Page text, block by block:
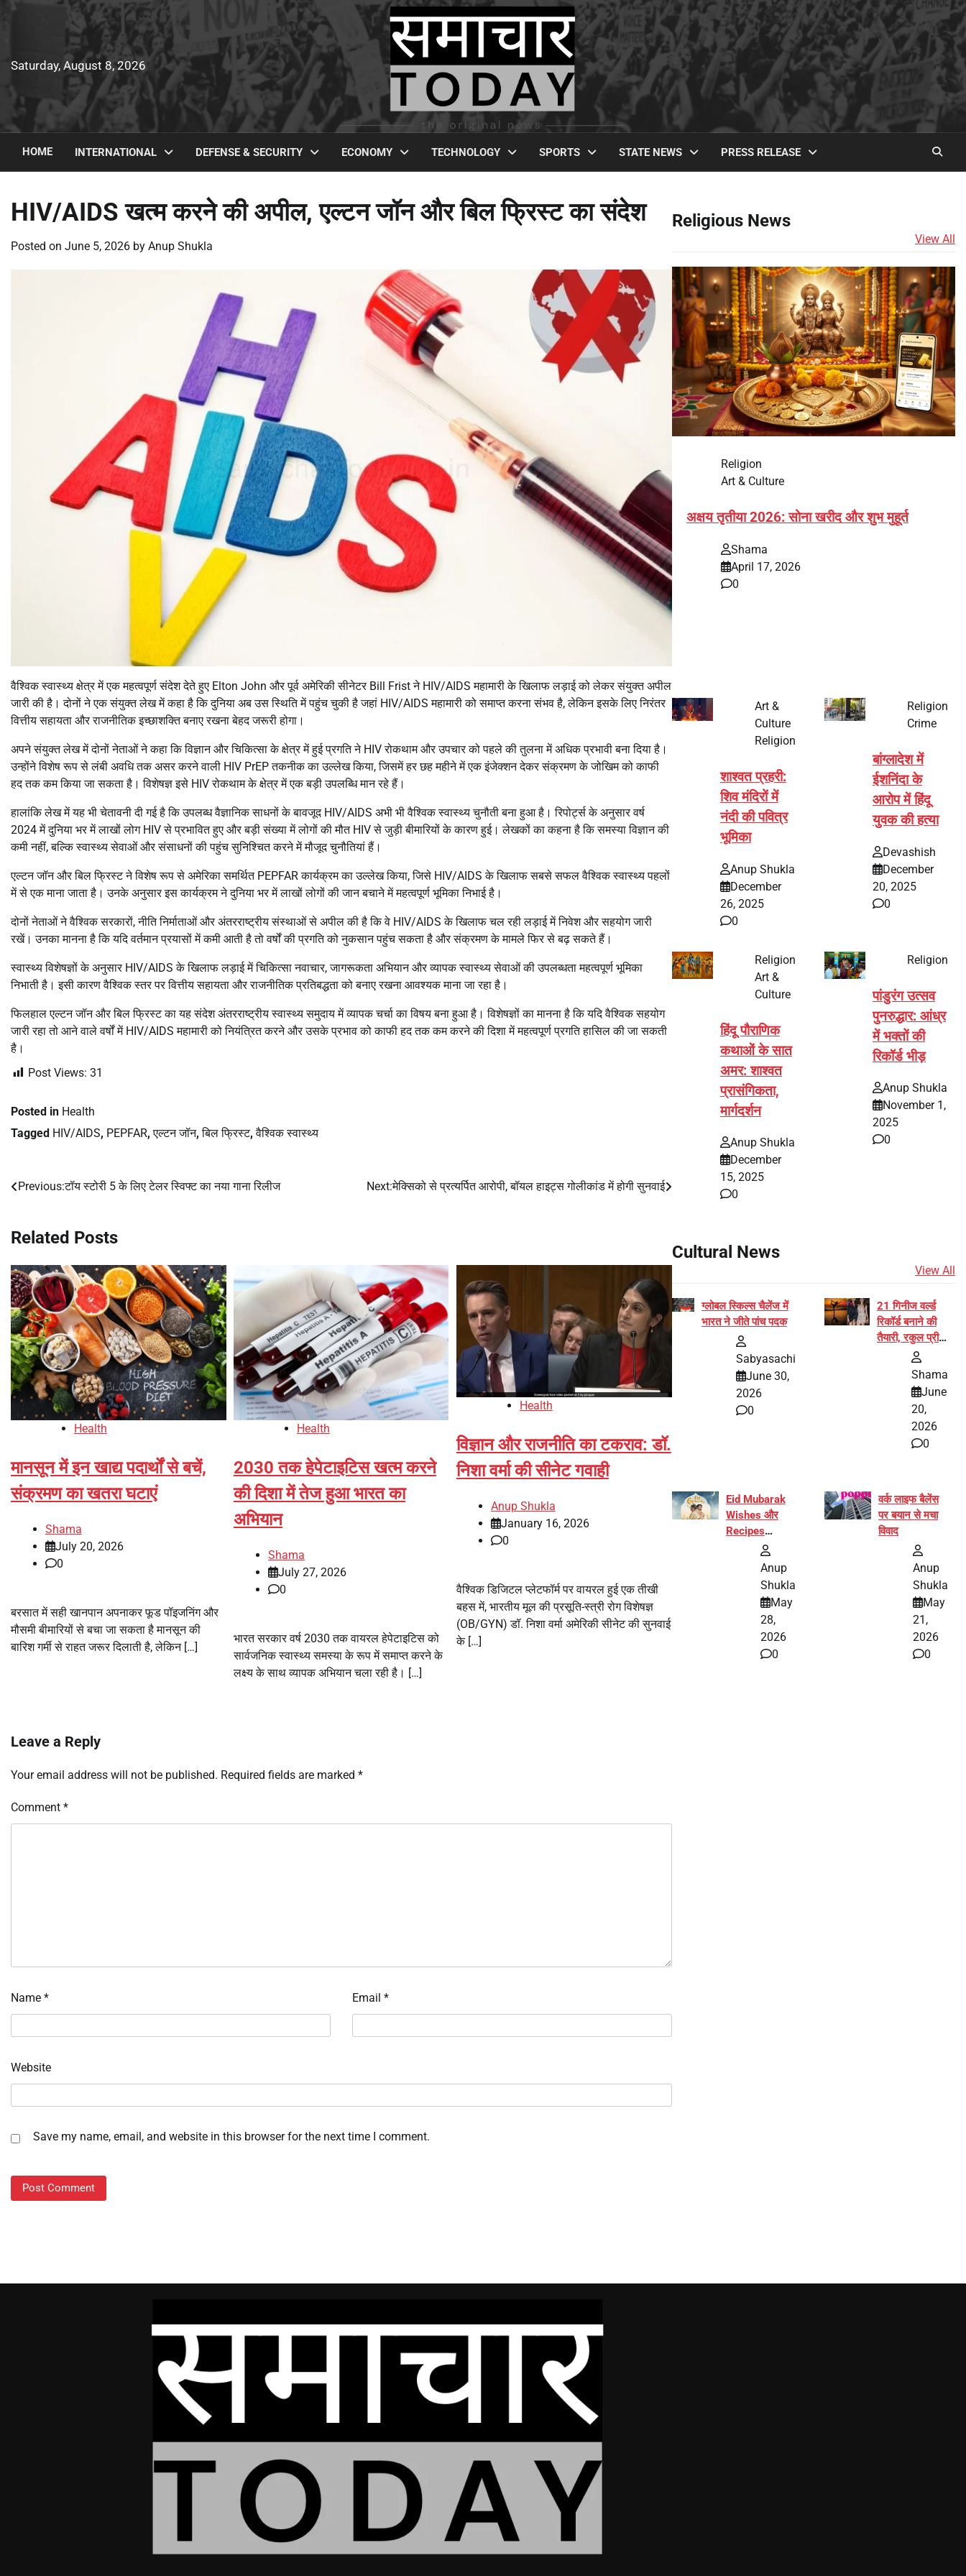
Saturday, August 8, 2026
HOME INTERNATIONAL DEFENSE & SECURITY ECONOMY TECHNOLOGY SPORTS STATE NEWS PRESS RELEASE
HIV/AIDS खत्म करने की अपील, एल्टन जॉन और बिल फ्रिस्ट का संदेश
Posted on June 5, 2026 by Anup Shukla
वैश्विक स्वास्थ्य क्षेत्र में एक महत्वपूर्ण संदेश देते हुए Elton John और पूर्व अमेरिकी सीनेटर Bill Fristने HIV/AIDS महामारी के खिलाफ लड़ाई को लेकर संयुक्त अपील
जारी की है। दोनों ने एक संयुक्त लेख में कहा है कि दुनिया अब उस स्थिति में पहुंच चुकी है जहां HIV/AIDS महामारी को समाप्त करना संभव है, लेकिन इसके लिए निरंतर
वित्तीय सहायता और राजनीतिक इच्छाशक्ति बनाए रखना बेहद जरूरी होगा।
अपने संयुक्त लेख में दोनों नेताओं ने कहा कि विज्ञान और चिकित्सा के क्षेत्र में हुई प्रगति ने HIV रोकथाम और उपचार को पहले की तुलना में अधिक प्रभावी बना दिया है।
उन्होंने विशेष रूप से लंबी अवधि तक असर करने वाली HIV PrEP तकनीक का उल्लेख किया, जिसमें हर छह महीने में एक इंजेक्शन देकर संक्रमण के जोखिम को काफी
हद तक कम किया जा सकता है। विशेषज्ञ इसे HIV रोकथाम के क्षेत्र में एक बड़ी उपलब्धि मान रहे हैं।
हालांकि लेख में यह भी चेतावनी दी गई है कि उपलब्ध वैज्ञानिक साधनों के बावजूद HIV/AIDS अभी भी वैश्विक स्वास्थ्य चुनौती बना हुआ है। रिपोर्ट्स के अनुसार वर्ष
2024 में दुनिया भर में लाखों लोग HIV से प्रभावित हुए और बड़ी संख्या में लोगों की मौत HIV से जुड़ी बीमारियों के कारण हुई। लेखकों का कहना है कि समस्या विज्ञान की
कमी नहीं, बल्कि स्वास्थ्य सेवाओं और संसाधनों की पहुंच सुनिश्चित करने में मौजूद चुनौतियां हैं।
एल्टन जॉन और बिल फ्रिस्ट ने विशेष रूप से अमेरिका समर्थित PEPFAR कार्यक्रम का उल्लेख किया, जिसे HIV/AIDS के खिलाफ सबसे सफल वैश्विक स्वास्थ्य पहलों
में से एक माना जाता है। उनके अनुसार इस कार्यक्रम ने दुनिया भर में लाखों लोगों की जान बचाने में महत्वपूर्ण भूमिका निभाई है।
दोनों नेताओं ने वैश्विक सरकारों, नीति निर्माताओं और अंतरराष्ट्रीय संस्थाओं से अपील की है कि वे HIV/AIDS के खिलाफ चल रही लड़ाई में निवेश और सहयोग जारी
रखें। उनका मानना है कि यदि वर्तमान प्रयासों में कमी आती है तो वर्षों की प्रगति को नुकसान पहुंच सकता है और संक्रमण के मामले फिर से बढ़ सकते हैं।
स्वास्थ्य विशेषज्ञों के अनुसार HIV/AIDS के खिलाफ लड़ाई में चिकित्सा नवाचार, जागरूकता अभियान और व्यापक स्वास्थ्य सेवाओं की उपलब्धता महत्वपूर्ण भूमिका
निभाती है। इसी कारण वैश्विक स्तर पर वित्तीय सहायता और राजनीतिक प्रतिबद्धता को बनाए रखना आवश्यक माना जा रहा है।
फिलहाल एल्टन जॉन और बिल फ्रिस्ट का यह संदेश अंतरराष्ट्रीय स्वास्थ्य समुदाय में व्यापक चर्चा का विषय बना हुआ है। विशेषज्ञों का मानना है कि यदि वैश्विक सहयोग
जारी रहा तो आने वाले वर्षों में HIV/AIDS महामारी को नियंत्रित करने और उसके प्रभाव को काफी हद तक कम करने की दिशा में महत्वपूर्ण प्रगति हासिल की जा सकती
है।
Post Views: 31
Posted in Health
Tagged HIV/AIDS, PEPFAR,एल्टन जॉन,बिल फ्रिस्ट,वैश्विक स्वास्थ्य
Post
Previous:टॉय स्टोरी 5 के लिए टेलर स्विफ्ट का नया गाना रिलीज Next:मेक्सिको से प्रत्यर्पित आरोपी, बॉयल हाइट्स गोलीकांड में होगी सुनवाई
Related Posts
Health
मानसून में इन खाद्य पदार्थों से बचें,
संक्रमण का खतरा घटाएं
Shama
July 20, 2026
0
बरसात में सही खानपान अपनाकर फूड पॉइजनिंग और
मौसमी बीमारियों से बचा जा सकता है मानसून की
बारिश गर्मी से राहत जरूर दिलाती है, लेकिन […]
Health
2030 तक हेपेटाइटिस खत्म करने
की दिशा में तेज हुआ भारत का
अभियान
Shama
July 27, 2026
0
भारत सरकार वर्ष 2030 तक वायरल हेपेटाइटिस को
सार्वजनिक स्वास्थ्य समस्या के रूप में समाप्त करने के
लक्ष्य के साथ व्यापक अभियान चला रही है। […]
Health
विज्ञान और राजनीति का टकराव: डॉ.
निशा वर्मा की सीनेट गवाही
Anup Shukla
January 16, 2026
0
वैश्विक डिजिटल प्लेटफॉर्म पर वायरल हुई एक तीखी
बहस में, भारतीय मूल की प्रसूति-स्त्री रोग विशेषज्ञ
(OB/GYN) डॉ. निशा वर्मा अमेरिकी सीनेट की सुनवाई
के […]
Leave a Reply
Your email address will not be published. Required fields are marked *
Comment *
Name * Email *
Website
Save my name, email, and website in this browser for the next time I comment.
Religious News
View All
Religion
Art & Culture
अक्षय तृतीया 2026: सोना खरीद और शुभ मुहूर्त
Shama
April 17, 2026
0
Art &
Culture
Religion
शाश्वत प्रहरी:
शिव मंदिरों में
नंदी की पवित्र
भूमिका
Anup Shukla
December
26, 2025
0
Religion
Crime
बांग्लादेश में
ईशनिंदा के
आरोप में हिंदू
युवक की हत्या
Devashish
December
20, 2025
0
Religion
Art &
Culture
हिंदू पौराणिक
कथाओं के सात
अमर: शाश्वत
प्रासंगिकता,
मार्गदर्शन
Anup Shukla
December
15, 2025
0
Religion
पांडुरंग उत्सव
पुनरुद्धार: आंध्र
में भक्तों की
रिकॉर्ड भीड़
Anup Shukla
November 1,
2025
0
Cultural News
View All
ग्लोबल स्किल्स चैलेंज में
भारत ने जीते पांच पदक
Sabyasachi
June 30,
2026
0
21 गिनीज वर्ल्ड
रिकॉर्ड बनाने की
तैयारी, रकुल प्रीत
जायसवाल बनीं योग
अभियान का हिस्सा
Shama
June
20,
2026
0
Eid Mubarak
Wishes और
Recipes
इंटरनेट पर हुईं
Anup
Shukla
May
28,
2026
0
वर्क लाइफ बैलेंस
पर बयान से मचा
विवाद
Anup
Shukla
May
21,
2026
0